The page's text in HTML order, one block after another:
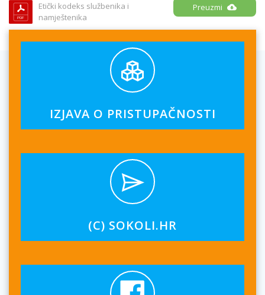
Etički kodeks službenika i
namještenika
Preuzmi
IZJAVA O PRISTUPAČNOSTI
(C) SOKOLI.HR